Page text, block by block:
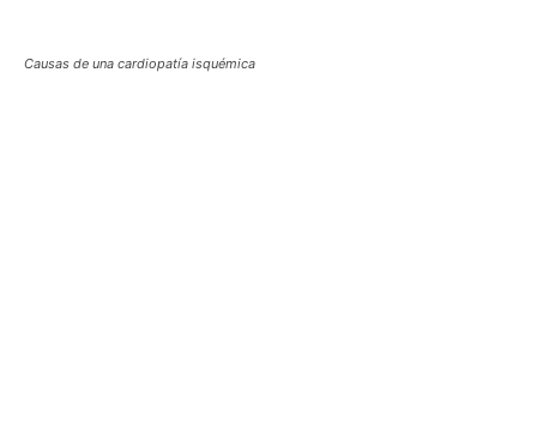
Causas de una cardiopatía isquémica